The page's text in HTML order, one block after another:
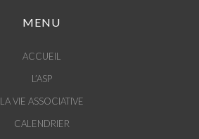
MENU
ACCUEIL
L’ASP
LA VIE ASSOCIATIVE
CALENDRIER